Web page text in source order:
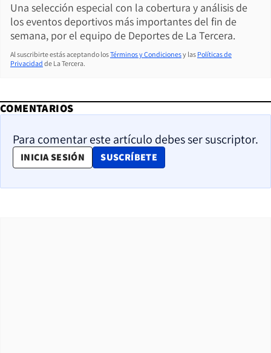
Una selección especial con la cobertura y análisis de
los eventos deportivos más importantes del fin de
semana, por el equipo de Deportes de La Tercera.
Al suscribirte estás aceptando losTérminos y Condicionesy las Políticas de
Privacidad de La Tercera.
COMENTARIOS
Para comentar este artículo debes ser suscriptor.
INICIA SESIÓN SUSCRÍBETE
OPENS IN NEW WINDOW